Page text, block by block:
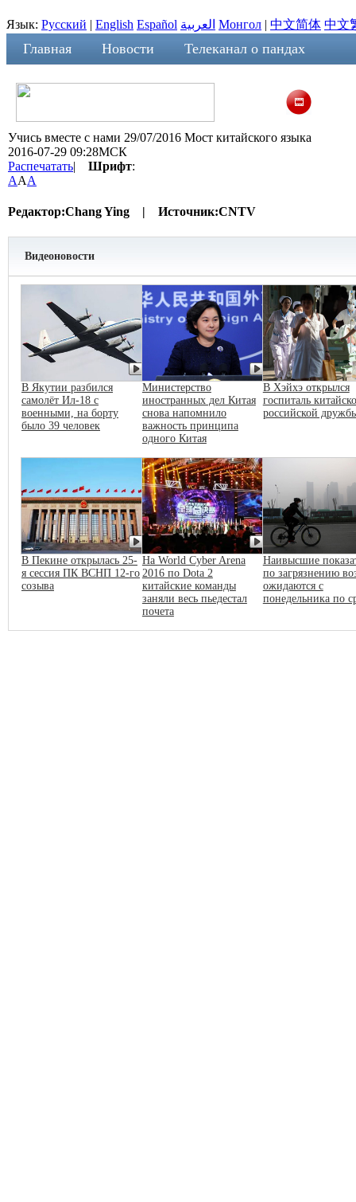
Язык: Русский | English Español العربية Монгол | 中文简体 中文
Главная Новости Телеканал о пандах
Учись вместе с нами 29/07/2016 Мост китайского языка
2016-07-29 09:28МСК
Распечатать| Шрифт:
AAA
Редактор:Chang Ying | Источник:CNTV
Видеоновости
В Якутии разбился
самолёт Ил-18 с
военными, на борту
было 39 человек
Министерство
иностранных дел Китая
снова напомнило
важность принципа
одного Китая
В Хэйхэ открылся
госпиталь
российской
В Пекине открылась 25-
я сессия ПК ВСНП 12-го
созыва
На World Cyber Arena
2016 по Dota 2
китайские команды
заняли весь пьедестал
почета
Наивысшие
по загрязнению
ожидаются с
понедельника по